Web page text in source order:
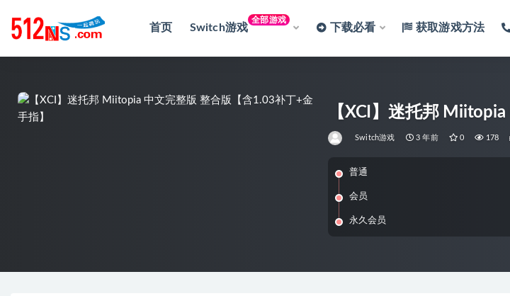
首页 Switch游戏
全部游戏
下载必看 获取游戏方法
Switch游戏 3 年前 0 178
普通
会员
永久会员